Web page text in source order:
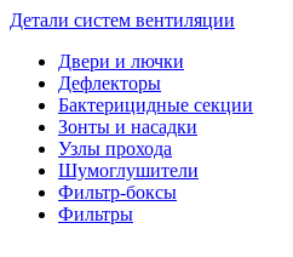
Детали систем вентиляции
Двери и лючки
Дефлекторы
Бактерицидные секции
Зонты и насадки
Узлы прохода
Шумоглушители
Фильтр-боксы
Фильтры